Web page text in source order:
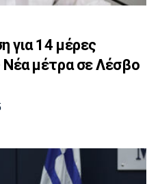
για 14 μέρες
μέτρα σε Λέσβο